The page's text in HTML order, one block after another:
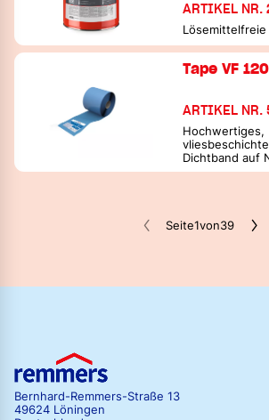
ARTIKEL
Lösemittelfreie
Tape VF 120
ARTIKEL NR.
Hochwertiges,
Dichtband auf
Basis
Seite1von39
Bernhard-Remmers-Straße 13
49624 Löningen